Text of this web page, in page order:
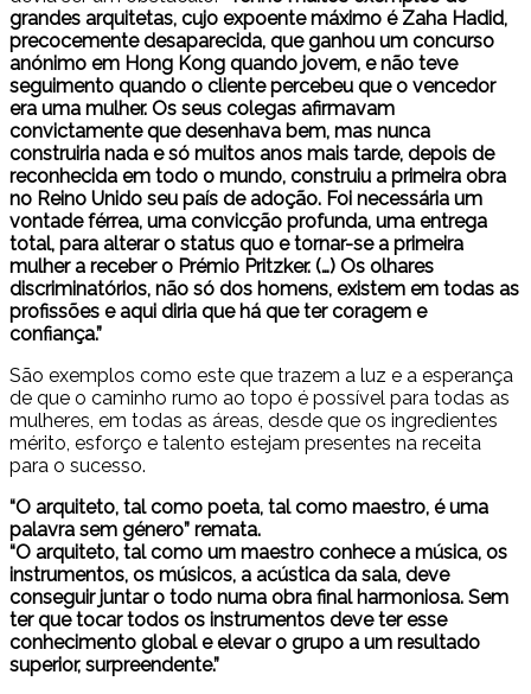
grandes arquitetas, cujo expoente máximo é Zaha Hadid,
precocemente desaparecida, que ganhou um concurso
anónimo em Hong Kong quando jovem, e não teve
seguimento quando o cliente percebeu que o vencedor
era uma mulher. Os seus colegas afirmavam
convictamente que desenhava bem, mas nunca
construiria nada e só muitos anos mais tarde, depois de
reconhecida em todo o mundo, construiu a primeira obra
no Reino Unido seu país de adoção. Foi necessária um
vontade férrea, uma convicção profunda, uma entrega
total, para alterar o status quo e tornar-se a primeira
mulher a receber o Prémio Pritzker. (…) Os olhares
discriminatórios, não só dos homens, existem em todas as
profissões e aqui diria que há que ter coragem e
confiança.”
São exemplos como este que trazem a luz e a esperança
de que o caminho rumo ao topo é possível para todas as
mulheres, em todas as áreas, desde que os ingredientes
mérito, esforço e talento estejam presentes na receita
para o sucesso.
“O arquiteto, tal como poeta, tal como maestro, é uma
palavra sem género” remata.
“O arquiteto, tal como um maestro conhece a música, os
instrumentos, os músicos, a acústica da sala, deve
conseguir juntar o todo numa obra final harmoniosa. Sem
ter que tocar todos os instrumentos deve ter esse
conhecimento global e elevar o grupo a um resultado
superior, surpreendente.”